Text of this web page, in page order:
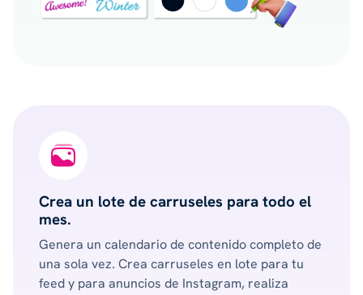
Crea un lote de carruseles para todo el
mes.
Genera un calendario de contenido completo de
una sola vez. Crea carruseles en lote para tu
feed y para anuncios de Instagram, realiza